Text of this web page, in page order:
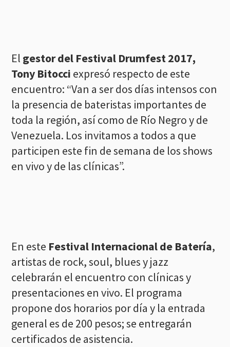
El gestor del Festival Drumfest 2017,
Tony Bitocci expresó respecto de este
encuentro: “Van a ser dos días intensos con
la presencia de bateristas importantes de
toda la región, así como de Río Negro y de
Venezuela. Los invitamos a todos a que
participen este fin de semana de los shows
en vivo y de las clínicas”.
En este Festival Internacional de Batería,
artistas de rock, soul, blues y jazz
celebrarán el encuentro con clínicas y
presentaciones en vivo. El programa
propone dos horarios por día y la entrada
general es de 200 pesos; se entregarán
certificados de asistencia.